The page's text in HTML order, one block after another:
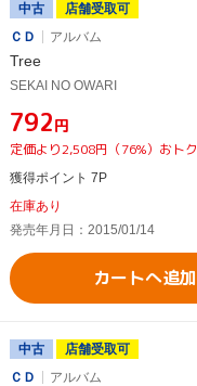
中古
店舗受取可
ＣＤ
アルバム
Tree
SEKAI NO OWARI
¥792円
定価より2,508円（76%）おトク
獲得ポイント 7P
在庫あり
発売年月日：2015/01/14
カートへ追加
中古
店舗受取可
ＣＤ
アルバム